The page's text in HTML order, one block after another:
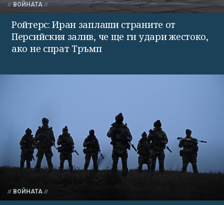
ВОЙНАТА
Ройтерс: Иран заплаши страните от
Персийския залив, че ще ги удари жестоко,
ако не спрат Тръмп
ВОЙНАТА